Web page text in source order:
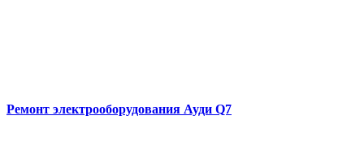
Ремонт электрооборудования Ауди Q7